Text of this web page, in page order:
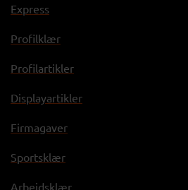
Express
Profilklær
Profilartikler
Displayartikler
Firmagaver
Sportsklær
Arbeidsklær